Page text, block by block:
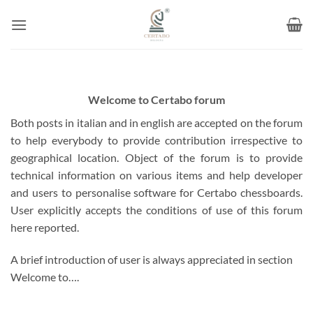
Welcome to Certabo forum
Both posts in italian and in english are accepted on the forum
to help everybody to provide contribution irrespective to
geographical location. Object of the forum is to provide
technical information on various items and help developer
and users to personalise software for Certabo chessboards.
User explicitly accepts the conditions of use of this forum
here reported.
A brief introduction of user is always appreciated in section
Welcome to….